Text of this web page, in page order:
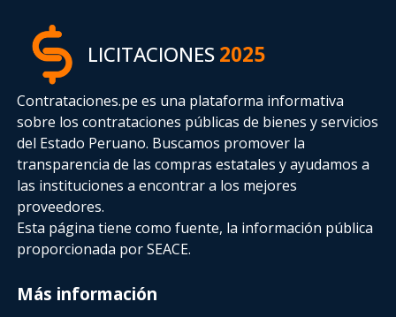
LICITACIONES2025
Contrataciones.pe es una plataforma informativa
sobre los contrataciones públicas de bienes y servicios
del Estado Peruano. Buscamos promover la
transparencia de las compras estatalesy ayudamos a
las instituciones a encontrar a los mejores
proveedores.
Esta página tiene como fuente, la información pública
proporcionada por SEACE.
Más información